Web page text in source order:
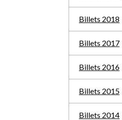
Billets 2018
Billets 2017
Billets 2016
Billets 2015
Billets 2014